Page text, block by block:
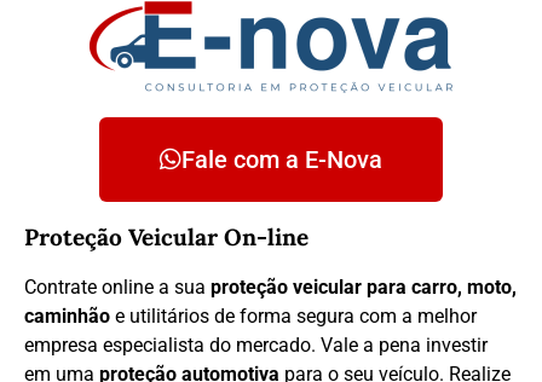
Fale com a E-Nova
Proteção Veicular On-line
Contrate online a sua proteção veicular para carro, moto,
caminhão e utilitários de forma segura com a melhor
empresa especialista do mercado. Vale a pena investir
em uma proteção automotiva para o seu veículo. Realize